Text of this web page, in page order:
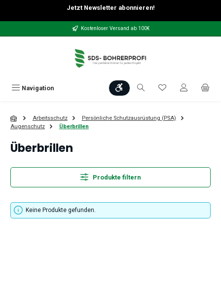
Zum Hauptinhalt springenJetzt Newsletter abonnieren!
Kostenloser Versand ab 100€
Navigation Werkzeugleiste anzeigen
Du hast 0
Arbeitsschutz
Persönliche Schutzausrüstung (PSA)
Augenschutz
Überbrillen
Überbrillen
Produkte filtern
Keine Produkte gefunden.